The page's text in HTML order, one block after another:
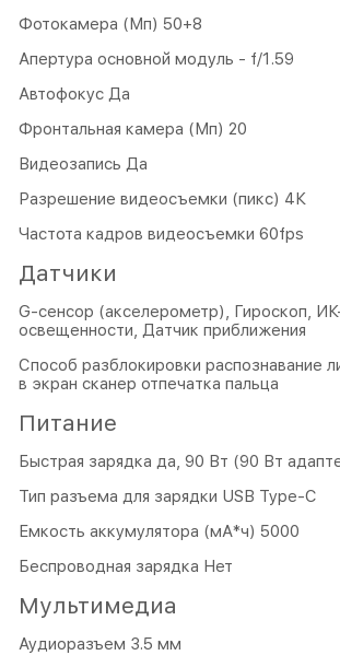
Фотокамера (Мп) 50+8
Апертура основной модуль - f/1.59
Автофокус Да
Фронтальная камера (Мп) 20
Видеозапись Да
Разрешение видеосъемки (пикс) 4К
Частота кадров видеосъемки 60fps
Датчики
G-сенсор (акселерометр), Гироскоп,
освещенности, Датчик приближения
Способ разблокировки распознавание
в экран сканер отпечатка пальца
Питание
Быстрая зарядка да, 90 Вт (90 Вт
Тип разъема для зарядки USB Type-C
Емкость аккумулятора (мА*ч) 5000
Беспроводная зарядка Нет
Мультимедиа
Аудиоразъем 3.5 мм